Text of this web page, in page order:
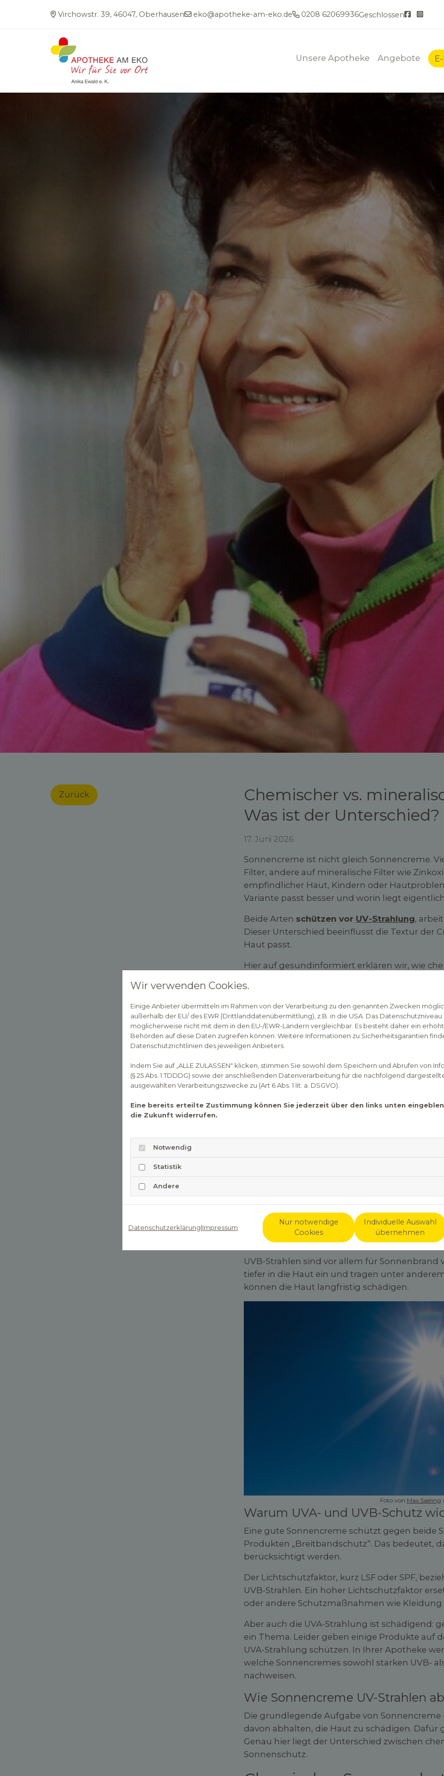
Virchowstr. 39, 46047, Oberhausen eko@apotheke-am-eko.de 0208 62069936Geschlossen
Unsere Apotheke Angebote
Zurück
Chemischer vs.
Was ist der Unterschied?
17. Juni 2026
Sonnencreme ist nicht gleich Sonnencreme.
Filter, andere auf mineralische Filter wie
empfindlicher Haut, Kindern oder
Variante passt besser und worin liegt
Beide Arten schützen vor UV-Strahlung,
Dieser Unterschied beeinflusst die Textur der
Haut passt.
Hier auf gesundinformiert erklären wir, wie
Sonnenschutz funktionieren, welche Vor- und
der Auswahl achten sollten.
Wie funktioniert
Warum muss man sich
Sonne ist wichtig für den Körper, etwa für die
Sonnenlicht kann die Haut allerdings
Sonnenbrand
. Langfristig kann starke oder
Dabei geht es nicht nur um sehr heiße
Alltag, etwa beim Spaziergang, im Garten
besonders Gesicht, Hals und Hände
Wie stark die Haut geschützt werden sollte,
Jahreszeit und der Dauer in der Sonne ab. Klar
einfachsten Möglichkeiten, Schäden durch die
Was ist der Sinn von
Sonnencremeschützt die Haut vor
spielen vor allem zwei Arten eine Rolle:UVA-
UVB-Strahlen sind vor allem für Sonnenbrand
tiefer in die Haut ein und tragen unter
können die Haut langfristig schädigen.
Foto von Max Saeling
Warum UVA- und UVB-Schutz
Eine gute Sonnencreme schützt gegen beide
Produkten „Breitbandschutz“. Das bedeutet,
berücksichtigt werden.
Der Lichtschutzfaktor, kurz LSF oder SPF,
UVB-Strahlen. Ein hoher Lichtschutzfaktor
oder andere Schutzmaßnahmen wie Kleidung
Aber auch die UVA-Strahlung ist schädigend:
ein Thema. Leider geben einige Produkte auf
UVA-Strahlung schützen. In Ihrer Apotheke
welche Sonnencremes sowohl starken UVB-
nachweisen.
Wie Sonnencreme UV-Strahlen
Die grundlegende Aufgabe von Sonnencreme
davon abhalten, die Haut zu schädigen. Dafür
Genau hier liegt der Unterschied zwischen
Sonnenschutz.
Wir verwenden Cookies.
Einige Anbieter übermitteln im Rahmen von der Verarbeitung zu den genannten Zwecken
außerhalb der EU/ des EWR (Drittlanddatenübermittlung), z.B. in die USA. Das Datenschutzniveau
möglicherweise nicht mit dem in den EU-/EWR-Ländern vergleichbar. Es besteht daher ein
Behörden auf diese Daten zugreifen können. Weitere Informationen zu Sicherheitsgarantien
Datenschutzrichtlinien des jeweiligen Anbieters.
Indem Sie auf „ALLE ZULASSEN" klicken, stimmen Sie sowohl dem Speichern und Abrufen von
(§ 25 Abs. 1 TDDDG) sowie der anschließenden Datenverarbeitung für die nachfolgend
ausgewählten Verarbeitungszwecke zu (Art 6 Abs. 1 lit. a. DSGVO).
Eine bereits erteilte Zustimmung können Sie jederzeit über den links unten
die Zukunft widerrufen.
Notwendig
Statistik
Andere
Datenschutzerklärung|Impressum
Nur notwendige
Cookies
Individuelle Auswahl
übernehmen